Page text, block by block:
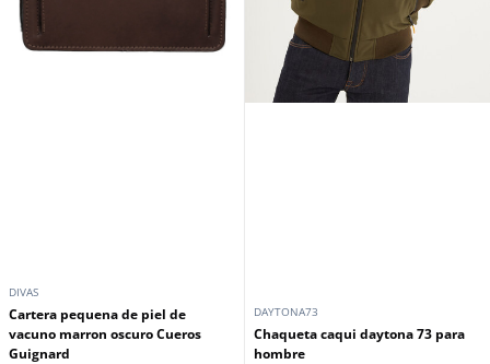
DIVAS
Cartera pequena de piel de
vacuno marron oscuro Cueros
Guignard
DAYTONA73
Chaqueta caqui daytona 73 para
hombre